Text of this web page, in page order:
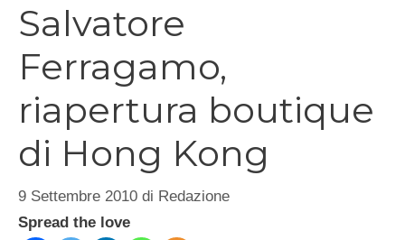
Salvatore
Ferragamo,
riapertura boutique
di Hong Kong
9 Settembre 2010 di Redazione
Spread the love